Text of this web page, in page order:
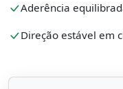
Aderência
Direção estável em